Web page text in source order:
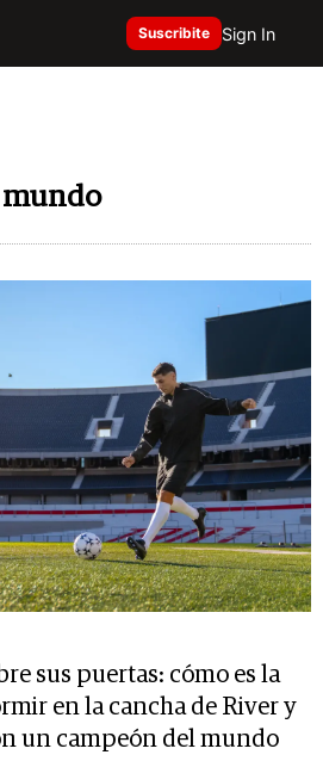
Suscribite Sign In
mundo
sus puertas: cómo es la
en la cancha de River y
un campeón del mundo